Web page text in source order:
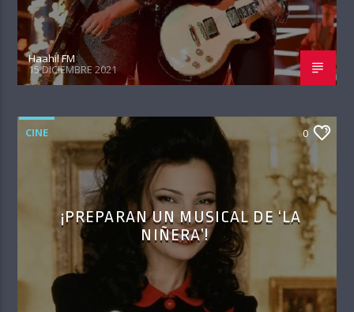
Haahil FM
15 DICIEMBRE 2021
CINE 0
¡PREPARAN UN MUSICAL DE ‘LA
NIÑERA’!